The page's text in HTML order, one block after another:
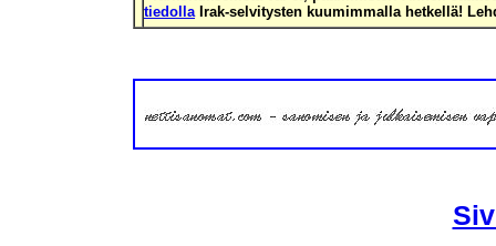
tiedollaIrak-selvitysten kuumimmalla hetkellä!